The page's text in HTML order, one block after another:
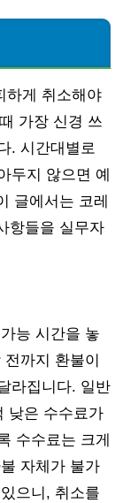
하게 취소해야
가장 신경 쓰
. 시간대별로
두지 않으면 예
글에서는 코레
항들을 실무자
능 시간을 놓
까지 환불이
라집니다. 일반
낮은 수수료가
수수료는 크게
자체가 불가
으니, 취소를